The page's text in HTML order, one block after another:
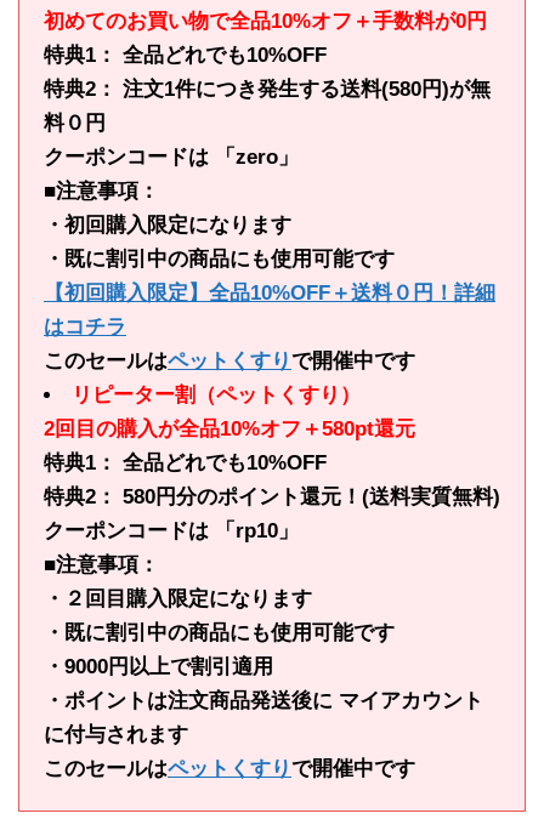
初めてのお買い物で全品10%オフ＋手数料が0円
特典1： 全品どれでも10%OFF
特典2： 注文1件につき発生する送料(580円)が無
料０円
クーポンコードは 「zero」
■注意事項：
・初回購入限定になります
・既に割引中の商品にも使用可能です
【初回購入限定】全品10%OFF＋送料０円！詳細
はコチラ
このセールはペットくすりで開催中です
リピーター割（ペットくすり）
2回目の購入が全品10%オフ＋580pt還元
特典1： 全品どれでも10%OFF
特典2： 580円分のポイント還元！(送料実質無料)
クーポンコードは 「rp10」
■注意事項：
・２回目購入限定になります
・既に割引中の商品にも使用可能です
・9000円以上で割引適用
・ポイントは注文商品発送後に マイアカウント
に付与されます
このセールはペットくすりで開催中です